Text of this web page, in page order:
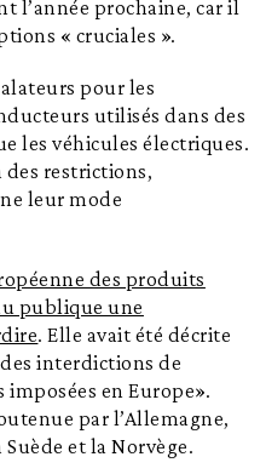
l’année prochaine, car il
« cruciales ».
pour les
utilisés dans des
les véhicules électriques.
des restrictions,
leur mode
des produits
publique une
. Elle avait été décrite
interdictions de
en Europe».
par l’Allemagne,
Suède et la Norvège.